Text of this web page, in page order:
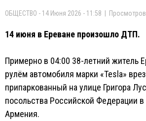
ОБЩЕСТВО - 14 Июня 2026 - 11:58 | Просмотров
14 июня в Ереване произошло ДТП.
Примерно в 04:00 38-летний житель
рулём автомобиля марки «Tesla»
припаркованный на улице Григора
посольства Российской Федерации
Армения.